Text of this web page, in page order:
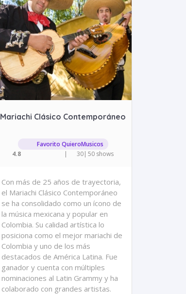
Mariachi Clásico Contemporáneo
Favorito QuieroMusicos
4.8
| 30| 50 shows
Con más de 25 años de trayectoria,
el Mariachi Clásico Contemporáneo
se ha consolidado como un ícono de
la música mexicana y popular en
Colombia. Su calidad artística lo
posiciona como el mejor mariachi de
Colombia y uno de los más
destacados de América Latina. Fue
ganador y cuenta con múltiples
nominaciones al Latin Grammy y ha
colaborado con grandes artistas.